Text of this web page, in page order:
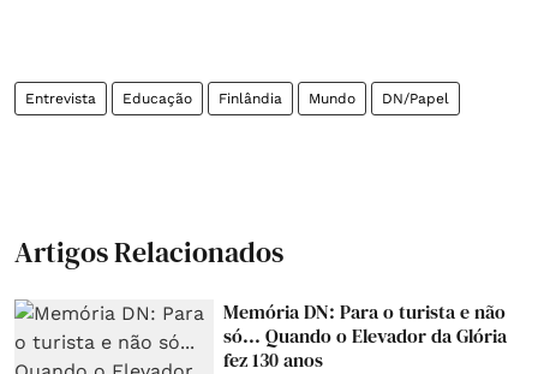
Entrevista Educação Finlândia Mundo DN/Papel
Artigos Relacionados
Memória DN: Para o turista e não
só... Quando o Elevador da Glória
fez 130 anos